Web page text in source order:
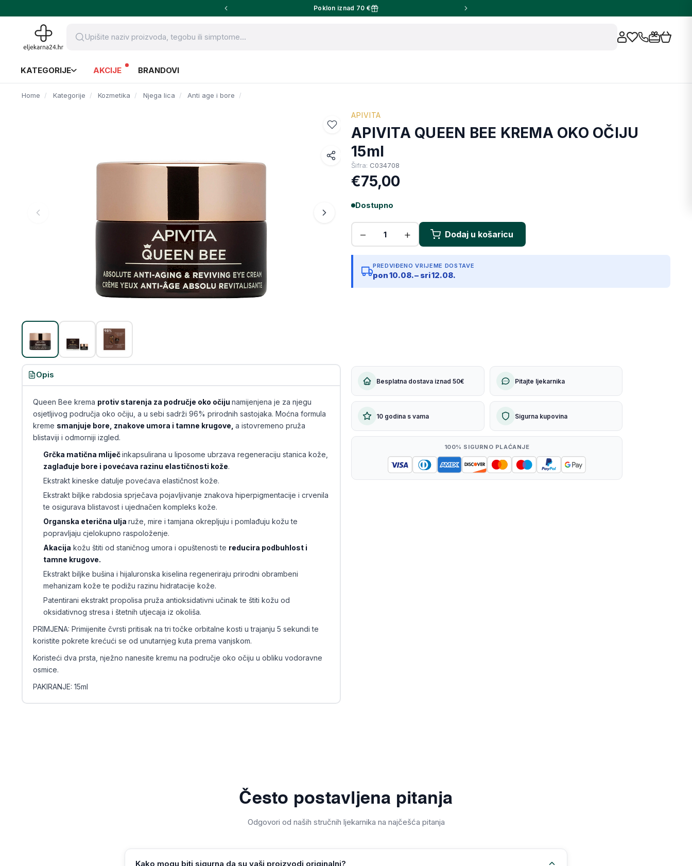
Poklon iznad 70 €
KATEGORIJE AKCIJE BRANDOVI
Home Kategorije Kozmetika Njega lica Anti age i bore
APIVITA
APIVITA QUEEN BEE KREMA OKO OČIJU
15ml
Šifra: C034708
€75,00
Dostupno
PREDVIĐENO VRIJEME DOSTAVE
pon 10.08. – sri 12.08.
Facebook
Email
Besplatna dostava iznad 50€ Pitajte ljekarnika
10 godina s vama Sigurna kupovina
100% SIGURNO PLAĆANJE
Opis
Queen Bee krema protiv starenja za područje oko očiju namijenjena je za njegu
osjetljivog područja oko očiju, a u sebi sadrži 96% prirodnih sastojaka. Moćna formula
kreme smanjuje bore, znakove umora i tamne krugove, a istovremeno pruža
blistaviji i odmorniji izgled.
Grčka matična mliječinkapsulirana u liposome ubrzava regeneraciju stanica kože,
zaglađuje bore i povećava razinu elastičnosti kože.
Ekstrakt kineske datulje povećava elastičnost kože.
Ekstrakt biljke rabdosia sprječava pojavljivanje znakova hiperpigmentacije i crvenila
te osigurava blistavost i ujednačen kompleks kože.
Organska eterična ulja ruže, mire i tamjana okrepljuju i pomlađuju kožu te
popravljaju cjelokupno raspoloženje.
Akacija kožu štiti od staničnog umora i opuštenosti te reducira podbuhlost i
tamne krugove.
Ekstrakt biljke bušina i hijaluronska kiselina regeneriraju prirodni obrambeni
mehanizam kože te podižu razinu hidratacije kože.
Patentirani ekstrakt propolisa pruža antioksidativni učinak te štiti kožu od
oksidativnog stresa i štetnih utjecaja iz okoliša.
PRIMJENA: Primijenite čvrsti pritisak na tri točke orbitalne kosti u trajanju 5 sekundi te
koristite pokrete krećući se od unutarnjeg kuta prema vanjskom.
Koristeći dva prsta, nježno nanesite kremu na područje oko očiju u obliku vodoravne
osmice.
PAKIRANJE: 15ml
Često postavljena pitanja
Odgovori od naših stručnih ljekarnika na najčešća pitanja
Kako mogu biti sigurna da su vaši proizvodi originalni?